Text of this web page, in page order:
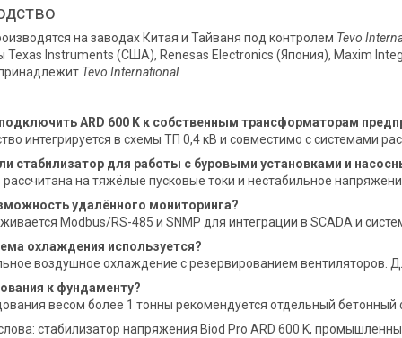
на заводах Китая и Тайваня под контролем Tevo
Texas Instruments (США), Renesas Electronics (Япония), Maxim
Tevo International.
ARD 600 K к собственным трансформаторам
интегрируется в схемы ТП 0,4 кВ и совместимо с системами
стабилизатор для работы с буровыми установками и
на тяжёлые пусковые токи и нестабильное
удалённого мониторинга?
Modbus/RS-485 и SNMP для интеграции в SCADA и
охлаждения используется?
воздушное охлаждение с резервированием вентиляторов.
к фундаменту?
весом более 1 тонны рекомендуется отдельный
стабилизатор напряжения Biod Pro ARD 600 K,